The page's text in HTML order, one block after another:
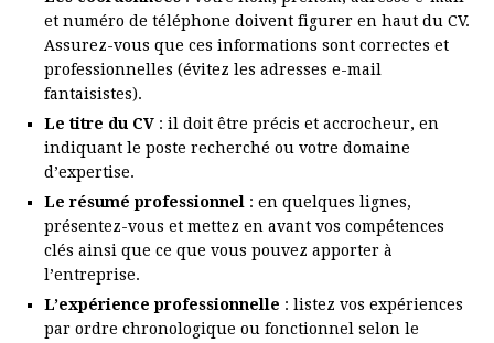
et numéro de téléphone doivent figurer en haut du CV.
Assurez-vous que ces informations sont correctes et
professionnelles (évitez les adresses e-mail
fantaisistes).
Le titre du CV : il doit être précis et accrocheur, en
indiquant le poste recherché ou votre domaine
d’expertise.
Le résumé professionnel : en quelques lignes,
présentez-vous et mettez en avant vos compétences
clés ainsi que ce que vous pouvez apporter à
l’entreprise.
L’expérience professionnelle : listez vos expériences
par ordre chronologique ou fonctionnel selon le